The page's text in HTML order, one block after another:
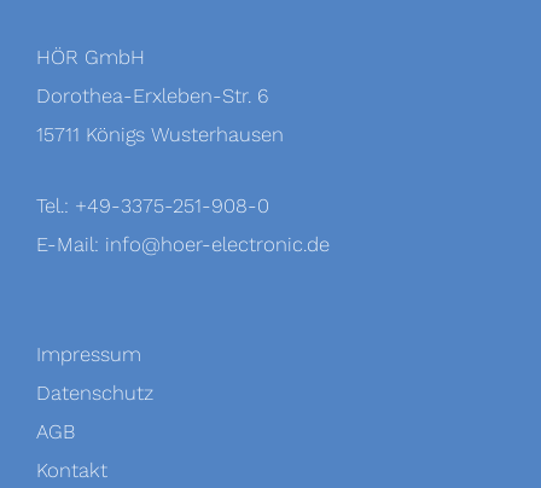
HÖR GmbH
Dorothea-Erxleben-Str. 6
15711 Königs Wusterhausen
Tel.: +49-3375-251-908-0
E-Mail: info@hoer-electronic.de
Impressum
Datenschutz
AGB
Kontakt